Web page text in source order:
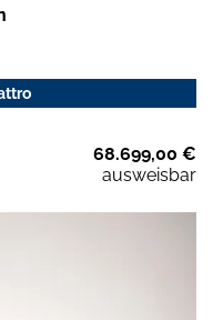
68.699,00 €
ausweisbar